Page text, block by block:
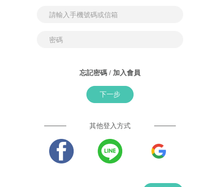
忘記密碼 / 加入會員
下一步
其他登入方式